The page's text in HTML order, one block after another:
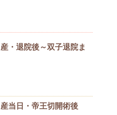
・退院後～双子退院ま
当日・帝王切開術後